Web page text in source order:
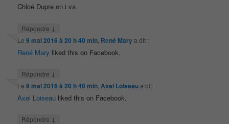
Chloé Dupre on i va
Répondre ↓
Le9 mai 2016 à 20 h 40 min René Marya dit :
René Mary liked this on Facebook.
Répondre ↓
Le9 mai 2016 à 20 h 40 min Axel Loiseaua dit :
Axel Loiseau liked this on Facebook.
Répondre ↓